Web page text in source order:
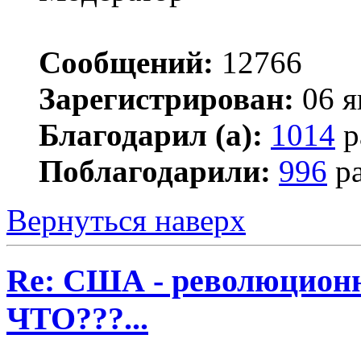
Сообщений: 12766
Зарегистрирован: 06
Благодарил (а): 1014
Поблагодарили: 996
Вернуться наверх
Re: США -
ЧТО???...